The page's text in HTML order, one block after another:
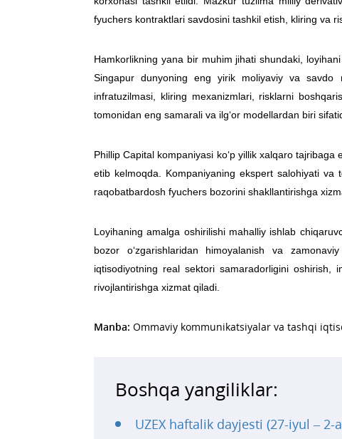
fyuchers kontraktlari savdosini tashkil etish, kliring va
Hamkorlikning yana bir muhim jihatishundaki,
Singapur dunyoning eng yirik moliyaviy va savdo
infratuzilmasi, kliring mexanizmlari, risklarni
tomonidan eng samarali va ilg‘or modellardan biri
Phillip Capital kompaniyasi ko‘p yillik xalqaro
etib kelmoqda. Kompaniyaning ekspert salohiyati va
raqobatbardosh fyuchers bozorini shakllantirishga
Loyihaning amalga oshirilishi mahalliy ishlab
bozor o‘zgarishlaridan himoyalanish va
iqtisodiyotning real sektori samaradorligini oshirish,
rivojlantirishga xizmat qiladi.
Manba: Ommaviy kommunikatsiyalar va tashqi
Boshqa yangiliklar:
UZEX haftalik dayjesti (27-iyul – 2-